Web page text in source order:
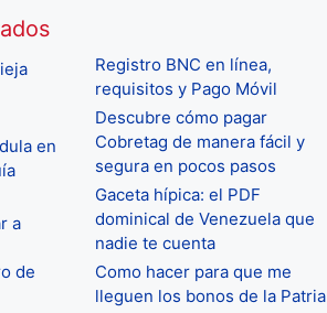
en
a
de
Registro BNC en línea,
requisitos y Pago Móvil
Descubre cómo pagar
Cobretag de manera fácil y
segura en pocos pasos
Gaceta hípica: el PDF
dominical de Venezuela que
nadie te cuenta
Como hacer para que me
lleguen los bonos de la Patria